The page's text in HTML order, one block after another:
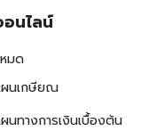
นไลน์
มด
ผนเกษียณ
นทางการเงินเบื้องต้น